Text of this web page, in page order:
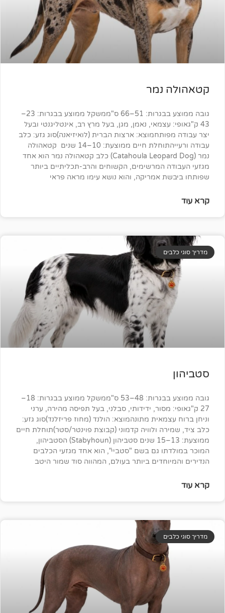
נמר
גובה ממוצע בבגרות: 51–66 ס"ממשקל ממוצע בבגרות: 23–
עצמאי, נאמן, מגן, בעל מרץ רב, אינטליגנטי ובעל
ארצות הברית (לואיזיאנה)סוג גזע: כלב
עבודה ורעייהתוחלת חיים ממוצעת: 10–14 שנים קטאהולה
נמר (Catahoula Leopard Dog) כלב קטאהולה נמר הוא אחד
המרשימים, הקשוחים והרב-תכליתיים ביותר
אמריקה, והוא נושא עימו מראה פראי
גובה ממוצע בבגרות: 48–53 ס"ממשקל ממוצע בבגרות: 18–
מסור, ידידותי, סבלני, בעל תפיסה מהירה, ערני
מתונהמוצא: הולנד (מחוז פריזלנד)סוג גזע:
ולוויה קדמוני (קבוצת פוינטר/סטר)תוחלת חיים
ממוצעת: 13–15 שנים סטביהון (Stabyhoun) הסטביהון,
גם בשם "סטביי", הוא אחד מגזעי הכלבים
ביותר בעולם, המהווה סוד שמור היטב